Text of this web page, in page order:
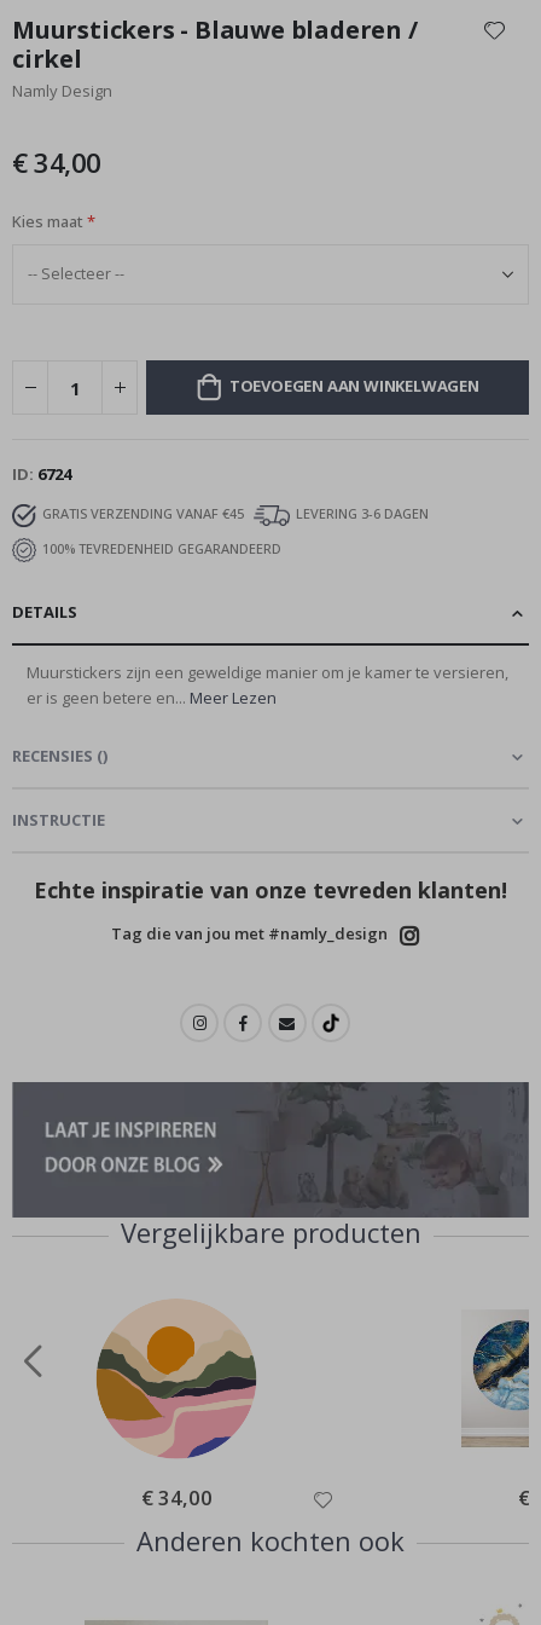
het
begin
van
gallerij
Muurstickers - Blauwe bladeren /
cirkel
Namly Design
€ 34,00
Kies maat
TOEVOEGEN AAN WINKELWAGEN
ID 6724
GRATIS VERZENDING VANAF €45
LEVERING 3-6 DAGEN
100% TEVREDENHEID GEGARANDEERD
DETAILS
Muurstickers zijn een geweldige manier om je kamer te versieren,
er is geen betere en... Meer Lezen
RECENSIES (0
INSTRUCTIE
Echte inspiratie van onze tevreden klanten!
Tag die van jou met #namly_design
Vergelijkbare producten
Special
Price
€ 34,00 €
Anderen kochten ook